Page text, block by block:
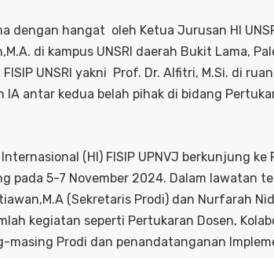
dengan hangat oleh Ketua Jurusan HI
di kampus UNSRI daerah Bukit Lama,
UNSRI yakni Prof. Dr. Alfitri, M.Si. di
antar kedua belah pihak di bidang
(HI) FISIP UPNVJ berkunjung
pada 5-7 November 2024. Dalam lawatan
(Sekretaris Prodi) dan Nurfarah
kegiatan seperti Pertukaran Dosen,
masing Prodi dan penandatanganan